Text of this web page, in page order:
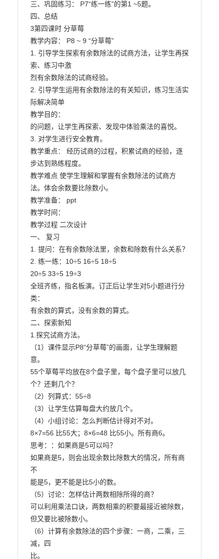
三、巩固练习： P7“练一练”的第1 ~5题。
四、总结
3第四课时 分草莓
教学内容： P8 ~ 9 “分草莓”
1. 引导学生探索有余数除法的试商方法，让学生再探
索、练习中激
烈有余数除法的试商经验。
2. 引导学生运用有余数除法的有关知识，练习生活实
际解决简单
教学目的：
的问题，让学生再探索、发现中体验乘法的喜悦。
3. 对学生进行安全教育。
教学重点： 经历试商的过程，积累试商的经验，逐
步达到熟练程度。
教学难点 使学生理解和掌握有余数除法的试商方
法。体会余数要比除数小。
教学准备： ppt
教学时间：
教学过程 二次设计
一、 复习
1. 提问：在有余数除法里，余数和除数有什么关系？
2. 练一练：10÷5 16÷5 18÷5
20÷5 33÷5 19÷3
全班齐练，指名板演。订正后让学生对5小题进行分
类：
有余数的算式，没有余数的算式。
二、探索新知
1.探究试商方法。
（1）课件显示P8“分草莓”的画面，让学生理解题
意。
55个草莓平均放在8个盘子里，每个盘子里可以放几
个？还剩几个？
（2）列算式：55÷8
（3）让学生估算每盘大约放几个。
（4）小组讨论：怎么判断估计得对不对。
8×7=56 比55大；8×6=48 比55小。所有商6。
思考：：如果商是5可以吗？
如果商是5，则会出现余数比除数大的情况，所有商
不
能是5，更不能是比5小的数。
（5）讨论：怎样估计两数相除所得的商？
可以利用乘法口诀，两数相乘的积要最接近被除数，
但又要比被除数小。
（6）计算有余数除法的四个步骤：一商，二乘，三
减，四
比。